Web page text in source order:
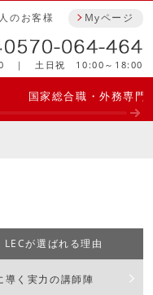
Myページ
のお客様
｜ 土日祝 10:00～18:00
国家総合職・外務専門職
LECが選ばれる理由
導く実力の講師陣